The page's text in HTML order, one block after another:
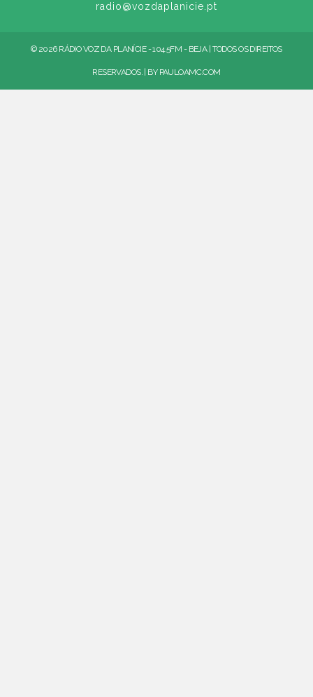
radio@vozdaplanicie.pt
© 2026 RÁDIO VOZ DA PLANÍCIE - 104.5FM - BEJA | TODOS OS DIREITOS
RESERVADOS. | BY PAULOAMC.COM